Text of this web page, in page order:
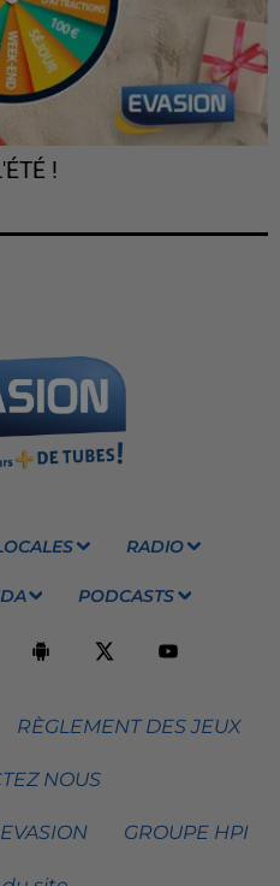
!
RADIO
PODCASTS
RÈGLEMENT DES JEUX
NOUS
GROUPE HPI